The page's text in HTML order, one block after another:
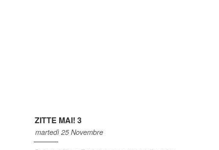
ZITTE MAI! 3
martedì 25 Novembre